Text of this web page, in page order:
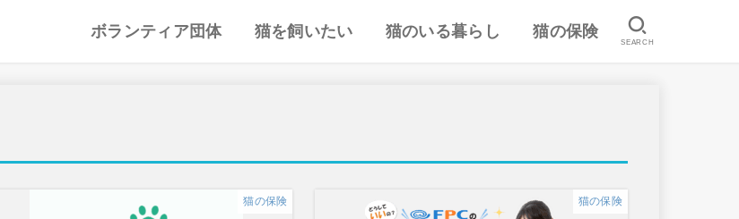
ボランティア団体 猫を飼いたい 猫のいる暮らし 猫の保険
SEARCH
猫の保険 猫の保険